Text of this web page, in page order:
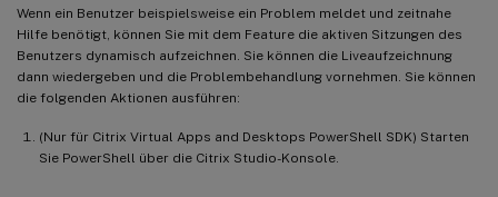
Wenn ein Benutzer beispielsweise ein Problem meldet und zeitnahe
Hilfe benötigt, können Sie mit dem Feature die aktiven Sitzungen des
Benutzers dynamisch aufzeichnen. Sie können die Liveaufzeichnung
dann wiedergeben und die Problembehandlung vornehmen. Sie können
die folgenden Aktionen ausführen:
(Nur für Citrix Virtual Apps and Desktops PowerShell SDK) Starten
Sie PowerShell über die Citrix Studio-Konsole.